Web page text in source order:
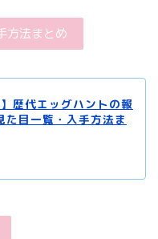
方法まとめ
】歴代エッグハントの報
た目一覧・入手方法ま